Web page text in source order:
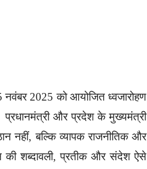
नवंबर 2025 को आयोजित ध्वजारोहण
प्रधानमंत्री और प्रदेश के मुख्यमंत्री
नहीं, बल्कि व्यापक राजनीतिक और
की शब्दावली, प्रतीक और संदेश ऐसे